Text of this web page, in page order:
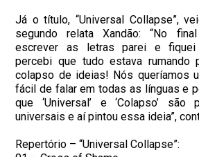
Já o título, “Universal Collapse”,
segundo relata Xandão: “No
escrever as letras parei e fiquei
percebi que tudo estava rumando
colapso de ideias! Nós queríamos
fácil de falar em todas as línguas e
que ‘Universal’ e ‘Colapso’ são
universais e aí pintou essa ideia”,
Repertório – “Universal Collapse”: